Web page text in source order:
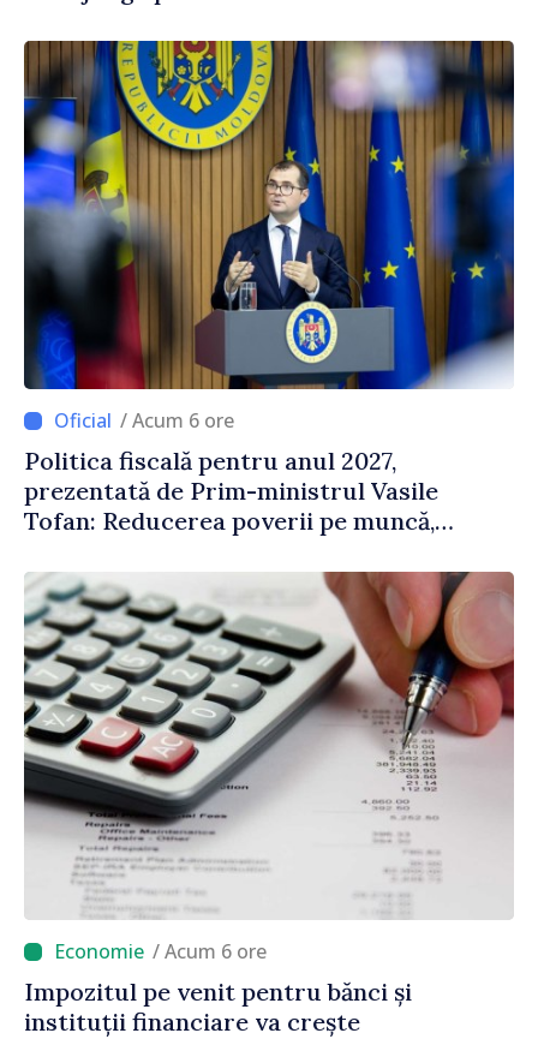
/ Acum 6 ore
Politica fiscală pentru anul 2027,
prezentată de Prim-ministrul Vasile
Tofan: Reducerea poverii pe muncă,
echitabilă
/ Acum 6 ore
Impozitul pe venit pentru bănci și
instituții financiare va crește